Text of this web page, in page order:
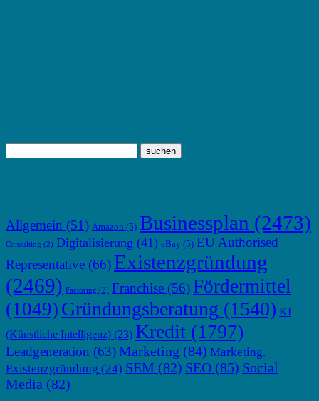
Allgemein (51) Amazon (5) Businessplan (2473)
Consulting (2) Digitalisierung (41) eBay (5) EU Authorised
Representative (66) Existenzgründung
(2469) Factoring (2) Franchise (56) Fördermittel
(1049) Gründungsberatung (1540) KI
(Künstliche Intelligenz) (23) Kredit (1797)
Leadgeneration (63)Marketing (84) Marketing.
Existenzgründung (24) SEM (82) SEO (85) Social
Media (82)